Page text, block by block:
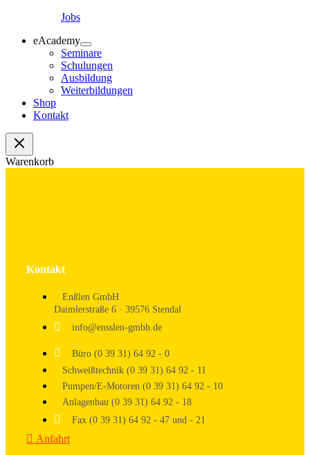
Jobs
eAcademy
Seminare
Schulungen
Ausbildung
Weiterbildungen
Shop
Kontakt
Warenkorb
Kontakt
Enßlen GmbH
Daimlerstraße 6 · 39576 Stendal
info@ensslen-gmbh.de
Büro (0 39 31) 64 92 - 0
Schweißtechnik (0 39 31) 64 92 - 11
Pumpen/E-Motoren (0 39 31) 64 92 - 10
Anlagenbau (0 39 31) 64 92 - 18
Fax (0 39 31) 64 92 - 47 und - 21
Anfahrt